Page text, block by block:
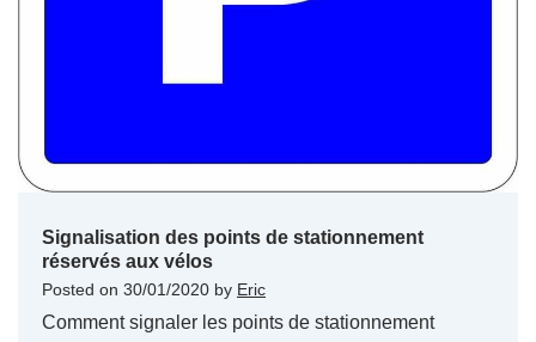
Signalisation des points de stationnement
réservés aux vélos
Posted on 30/01/2020 by Eric
Comment signaler les points de stationnement